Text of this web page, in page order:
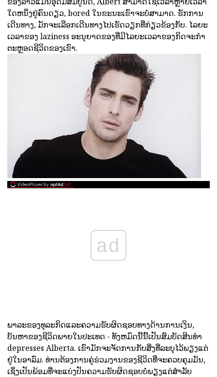
ໃດຫນຶ່ງຢູ່ຄົນດຽວ, bored ໃນຂະນະເຂົາຈະບໍ່ສາມາດ. ຮັກການ
ເດີນທາງ, ມັກຈະເລືອກເດີນທາງໄປເຮັດວຽກທີ່ກ່ຽວຂ້ອງກັບ. ໄລຍະ
ເວລາຂອງ laziness ອະນຸຍາດຂອງທີ່ມີໄລຍະເວລາຂອງກິດຈະກໍາ
ຕະຫຼອດຊີວິດຂອງເຂົາ.
ad
ພາລະຂອງທຸລະກິດແລະຄວາມຮັບຜິດຊອບທາງດ້ານການເງິນ,
ບັນຫາຂອງຊີວິດພາຍໃນປະເທດ - ທັງຫມົດນີ້ນີ້ເປັນສົມບັດສິນທໍາ
depresses Alberta. ເຂົາມັກຈະຈັດການກັບສິ່ງທີ່ລະບຸໄວ້ພຽງແຕ່
ຢູ່ໃນອາລົມ. ທ່ານຕ້ອງການຄູ່ຮ່ວມງານຂອງຊີວິດທີ່ຈະຄວບຄຸມມັນ,
ເຊິ່ງເປັນພ້ອມທີ່ຈະແບ່ງປັນຄວາມຮັບຜິດຊອບບໍ່ພຽງແຕ່ສໍາລັບ